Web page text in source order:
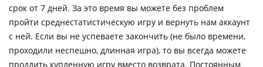
срок от 7 дней. За это время вы можете без проблем
пройти среднестатистическую игру и вернуть нам аккаунт
с ней. Если вы не успеваете закончить (не было времени,
проходили неспешно, длинная игра), то вы всегда можете
продлить купленную игру вместо возврата. Постоянным